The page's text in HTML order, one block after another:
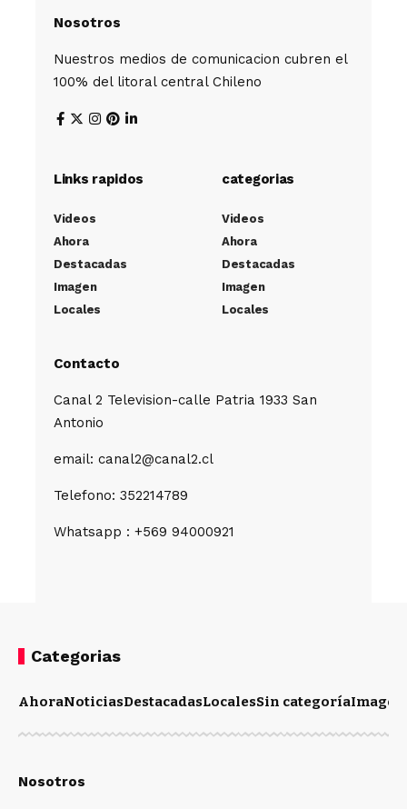
Nosotros
Nuestros medios de comunicacion cubren el
100% del litoral central Chileno
Links rapidos
Videos
Ahora
Destacadas
Imagen
Locales
categorias
Videos
Ahora
Destacadas
Imagen
Locales
Contacto
Canal 2 Television-calle Patria 1933 San
Antonio
email: canal2@canal2.cl
Telefono: 352214789
Whatsapp : +569 94000921
Categorias
AhoraNoticiasDestacadasLocalesSin categoríaImagen
Nosotros